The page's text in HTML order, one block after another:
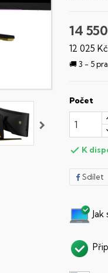
14
12 025
🚚 3 - 5
Počet
 K
Sdílet